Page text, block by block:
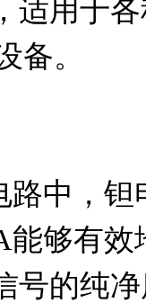
适用于
备。
能够有
号的纯